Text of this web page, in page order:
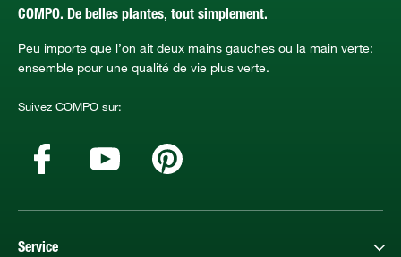
COMPO. De belles plantes, tout simplement.
Peu importe que l’on ait deux mains gauches ou la main verte:
ensemble pour une qualité de vie plus verte.
Suivez COMPO sur:
Service